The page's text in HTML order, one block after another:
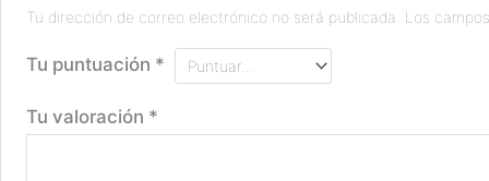
Tu dirección de correo electrónico no será publicada. Los
Tu puntuación *
Tu valoración *